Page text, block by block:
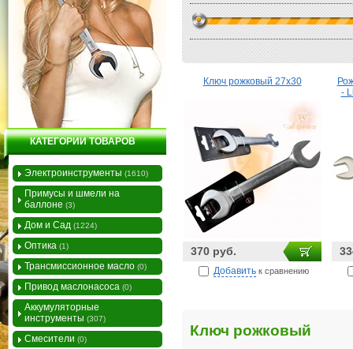
Ключ рожковый 27х30
370 руб.
Добавить к сравнению
-
Ключ рожковый
КАТЕГОРИИ ТОВАРОВ
Электроинструменты (1610)
Примусы и шмели на
баллоне (3)
Дом и Сад (1224)
Оптика (1)
Трансмиссионное масло (0)
Привод маслонасоса (0)
Аккумуляторные
инструменты (307)
Смесители (0)